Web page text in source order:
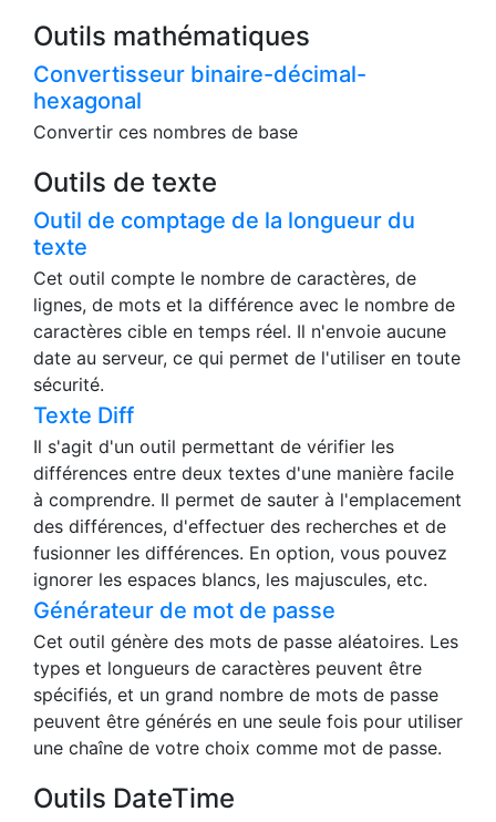
Outils mathématiques
Convertisseur binaire-décimal-
hexagonal
Convertir ces nombres de base
Outils de texte
Outil de comptage de la longueur du
texte
Cet outil compte le nombre de caractères, de
lignes, de mots et la différence avec le nombre de
caractères cible en temps réel. Il n'envoie aucune
date au serveur, ce qui permet de l'utiliser en toute
sécurité.
Texte Diff
Il s'agit d'un outil permettant de vérifier les
différences entre deux textes d'une manière facile
à comprendre. Il permet de sauter à l'emplacement
des différences, d'effectuer des recherches et de
fusionner les différences. En option, vous pouvez
ignorer les espaces blancs, les majuscules, etc.
Générateur de mot de passe
Cet outil génère des mots de passe aléatoires. Les
types et longueurs de caractères peuvent être
spécifiés, et un grand nombre de mots de passe
peuvent être générés en une seule fois pour utiliser
une chaîne de votre choix comme mot de passe.
Outils DateTime